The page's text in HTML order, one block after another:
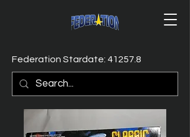
Federation Stardate: 41257.8